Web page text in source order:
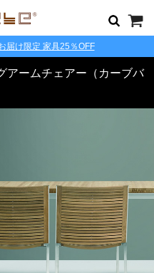
届け限定 家具25％OFF
アームチェアー（カーブバ